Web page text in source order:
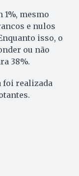
mesmo
e nulos
isso, o
ou não
38%.
foi realizada